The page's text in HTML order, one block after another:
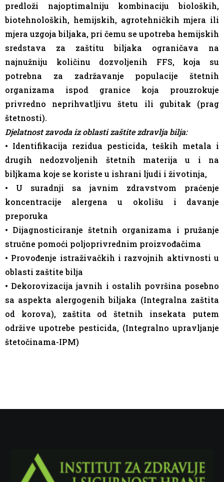
predloži najoptimalniju kombinaciju bioloških,
biotehnoloških, hemijskih, agrotehničkih mjera ili
mjera uzgoja biljaka, pri čemu se upotreba hemijskih
sredstava za zaštitu biljaka ograničava na
najnužniju količinu dozvoljenih FFS, koja su
potrebna za zadržavanje populacije štetnih
organizama ispod granice koja prouzrokuje
privredno neprihvatljivu štetu ili gubitak (prag
štetnosti).
Djelatnost zavoda iz oblasti zaštite zdravlja bilja:
• Identifikacija rezidua pesticida, teških metala i
drugih nedozvoljenih štetnih materija u i na
biljkama koje se koriste u ishrani ljudi i životinja,
• U suradnji sa javnim zdravstvom praćenje
koncentracije alergena u okolišu i davanje
preporuka
• Dijagnosticiranje štetnih organizama i pružanje
stručne pomoći poljoprivrednim proizvođačima
• Provođenje istraživačkih i razvojnih aktivnosti u
oblasti zaštite bilja
• Dekorovizacija javnih i ostalih površina posebno
sa aspekta alergogenih biljaka (Integralna zaštita
od korova), zaštita od štetnih insekata putem
održive upotrebe pesticida, (Integralno upravljanje
štetočinama-IPM)